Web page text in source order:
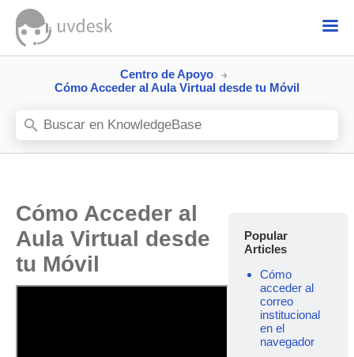
Centro de Apoyo
Cómo Acceder al Aula Virtual desde tu Móvil
Cómo Acceder al
Aula Virtual desde
tu Móvil
Popular
Articles
Cómo
acceder al
correo
institucional
en el
navegador